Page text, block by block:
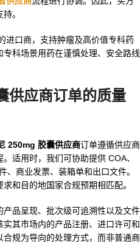
。
进口商，支持肿瘤及高价值专科药
科场景用药在谨慎处理、安全路线
供应商订单的质量
250mg 胶囊供应商订单遵循供应商
适用时，我们可协助提供 COA、
、商业发票、装箱单和出口文件。
和目的地国家合规预期相匹配。
品呈现、批次级可追溯性以及文件
其市场内的产品注册、进口许可和
规为导向的处理方式，而非普通商